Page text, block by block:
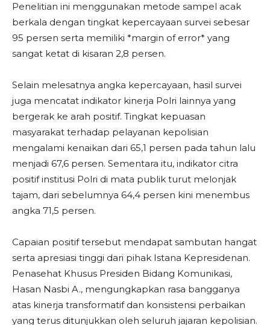
Penelitian ini menggunakan metode sampel acak
berkala dengan tingkat kepercayaan survei sebesar
95 persen serta memiliki *margin of error* yang
sangat ketat di kisaran 2,8 persen.
Selain melesatnya angka kepercayaan, hasil survei
juga mencatat indikator kinerja Polri lainnya yang
bergerak ke arah positif. Tingkat kepuasan
masyarakat terhadap pelayanan kepolisian
mengalami kenaikan dari 65,1 persen pada tahun lalu
menjadi 67,6 persen. Sementara itu, indikator citra
positif institusi Polri di mata publik turut melonjak
tajam, dari sebelumnya 64,4 persen kini menembus
angka 71,5 persen.
Capaian positif tersebut mendapat sambutan hangat
serta apresiasi tinggi dari pihak Istana Kepresidenan.
Penasehat Khusus Presiden Bidang Komunikasi,
Hasan Nasbi A., mengungkapkan rasa bangganya
atas kinerja transformatif dan konsistensi perbaikan
yang terus ditunjukkan oleh seluruh jajaran kepolisian.